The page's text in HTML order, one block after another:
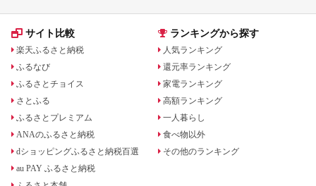
サイト比較
楽天ふるさと納税
ふるなび
ふるさとチョイス
さとふる
ふるさとプレミアム
ANAのふるさと納税
dショッピングふるさと納税百選
au PAY ふるさと納税
ランキングから探す
人気ランキング
還元率ランキング
家電ランキング
高額ランキング
一人暮らし
食べ物以外
その他のランキング